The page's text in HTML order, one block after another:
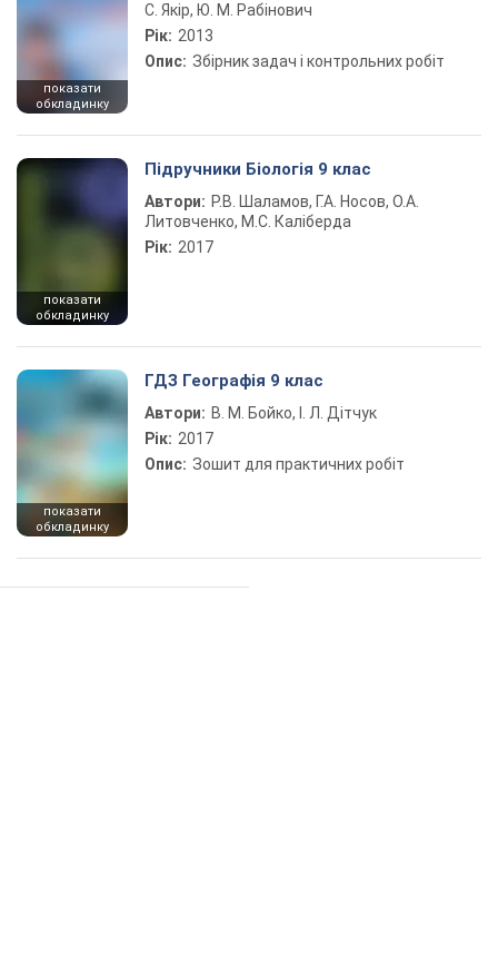
показати
обкладинку
С. Якір, Ю. М. Рабінович
Рік: 2013
Опис: Збірник задач і контрольних робіт
показати
обкладинку
Підручники Біологія 9 клас
Автори: Р.В. Шаламов, Г.А. Носов, О.А.
Литовченко, М.С. Каліберда
Рік: 2017
показати
обкладинку
ГДЗ Географія 9 клас
Автори: В. М. Бойко, І. Л. Дітчук
Рік: 2017
Опис: Зошит для практичних робіт